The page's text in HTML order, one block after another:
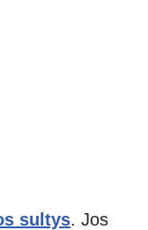
sultys. Jos